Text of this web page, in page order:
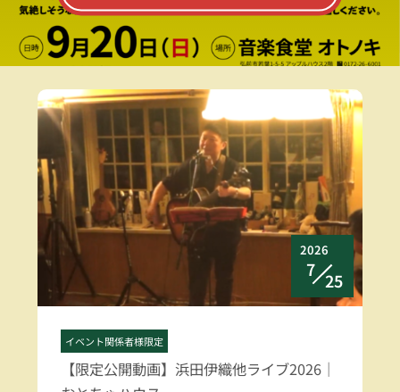
2026
7
25
イベント関係者様限定
【限定公開動画】浜田伊織他ライブ2026｜